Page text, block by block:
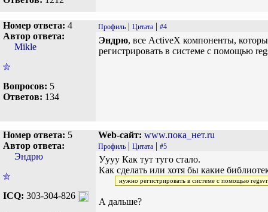
Номер ответа: 4
Автор ответа:
Mikle
Вопросов: 5
Ответов: 134
Профиль | Цитата | #4
Эндрю, все ActiveX компоненты,
регистрировать в системе с помощью
Номер ответа: 5
Автор ответа:
Эндрю
ICQ: 303-304-826
Web-сайт: www.пока_нет.ru
Профиль | Цитата | #5
Уууу Как тут туго стало.
Как сделать или хотя бы какие
нужно регистрировать в системе с помощью
А дальше?